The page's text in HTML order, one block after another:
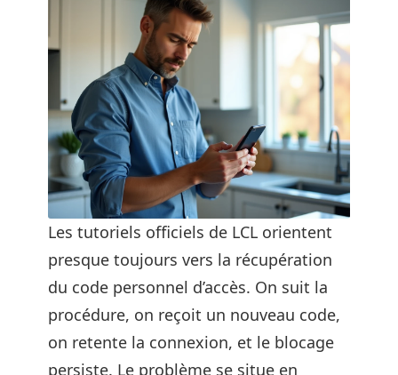
Les tutoriels officiels de LCL orientent
presque toujours vers la récupération
du code personnel d’accès. On suit la
procédure, on reçoit un nouveau code,
on retente la connexion, et le blocage
persiste. Le problème se situe en